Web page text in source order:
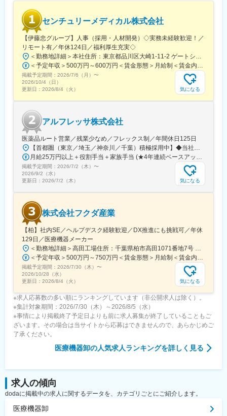
す。ステップを踏みながら業務について学んでいただきます。独
り立ちまでは1～２年程度とみており、状況に合わせた教育・フォ
ロー体制をとっています。
・営業方法や商材知識は、先輩からフォローや、メーカーを招い
た勉強会も開催していますので、医療業界に興味を持っている方
であれば積極的に学ぶことが可能です。
・業界や職種未経験から中途入社をしたメンバーがほとんどです
が、皆さん出身業界に関係なく活躍しています。
タイルをとるなど残業抑制の動きを行っており、残業は平均16時
間となっております。
・土日が手術日となった際に機械搬送のために休日出勤いただく
ことがございます。2か月に1回程ですが振休取得可能です。
・ノルマはないですが、会社として売上高・利益率にて目標数値
を立てております。ノルマ未達の場合はどうしたら次は達成でき
るか上司と相談するような環境です。
センチュリーメディカル株式会社
【伊藤忠グループ】人事（採用・人材開発）◇実務未経験歓迎！／
リモート有／年休124日／福利厚生充実◇
＜勤務地詳細＞本社住所：東京都品川区大崎1-11-2 ゲートシティ大崎イーストタワー22Ｆ勤務地最寄駅：JR山手線／大崎駅受動喫煙対策：屋内全面禁煙変更の範囲：会社の定める事業所（リモートワーク含む）
＜予定年収＞500万円～600万円＜賃金形態＞月給制＜賃金内訳＞月額（基本給）：300,000円～350,000円＜月給＞300,000円～350,000円＜昇給有無＞有＜残業手当＞有＜給与補足＞上記年収は、あくまで目安であり、前職・経験を考慮し検討させて頂きます。■昇給：あり■賞与：あり※会社業績と個人業績に応じて算定されます。賃金はあくまでも目安の金額であり、選考を通じて上下する可能性があります。月給(月額)は固定手当を含めた表記です。
掲載予定期間： 2026/7/6（月） 〜
2026/10/4（日）
更新日： 2026/8/4（火） 気になる
アルフレッサ株式会社
医薬品ルート営業／残業少なめ／フレックス制／年間休日125日
【首都圏（東京／埼玉／神奈川／千葉）積極採用中】◆当社が展開する【北海道／関東／首都圏／中部／近畿／九州】の各事業所へご希望を考慮した上で配属となります。【北海道】北海道【関東】栃木／群馬／茨城／長野／山梨／新潟【首都圏】東京／埼玉／神奈川／千葉★積極採用エリア【中部】静岡／愛知／三重／岐阜【近畿】滋賀／兵庫／大阪／京都／奈良／和歌山【九州】福岡／長崎／熊本／大分／宮崎／鹿児島各事業所の詳細については、弊社HPよりご確認ください※「企業情報」→「拠点」よりご確認いただけます。屋内禁煙(※喫煙室あり※禁煙タイムあり※喫煙室での就労はありません)
月給25万円以上＋役割手当＋家族手当 (★4年連続ベースアップ実施！)※時間外手当別途支給※年齢、経験、能力を考慮の上、優遇します
掲載予定期間： 2026/7/2（木） 〜
2026/9/2（水）
更新日： 2026/7/2（木） 気になる
株式会社フクダ産業
【柏】社内SE／ヘルプデスク経験歓迎／DX推進にも挑戦可／年休
129日／医療機器メーカー
＜勤務地詳細＞高田工場住所：千葉県柏市高田1071番地7号 勤務地最寄駅：つくばエクスプレス線／柏の葉キャンパス駅受動喫煙対策：屋内全面禁煙変更の範囲：【変更の範囲：流山本社および高田工場】
＜予定年収＞500万円～750万円＜賃金形態＞月給制＜賃金内訳＞月額（基本給）：300,000円～430,000円＜月給＞300,000円～430,000円＜昇給有無＞有＜残業手当＞有＜給与補足＞※経験・スキルを考慮の上決定いたします。■賞与：年2回（7月・12月）※昨年実績4.2ヶ月■昇給：年1回（1月）■モデル年収：・年収580万円 主任（月給34万円×12ヶ月＋諸手当）・年収820万円 課長（月給48万円×12ヶ月＋諸手当）賃金はあくまでも目安の金額であり、選考を通じて上下する可能性があります。月給(月額)は固定手当を含めた表記です。
掲載予定期間： 2026/7/30（木） 〜
2026/10/28（水）
更新日： 2026/8/4（火） 気になる
※求人応募数の多い順にランキングしています（非公開求人は除く）。
※集計対象期間：2026/7/30（木）～2026/8/5（水）
※事情により掲載終了予定日よりも前に求人募集が終了していることもご
ざいます。その場合は当サイトから応募はできませんので、あらかじめご
了承ください。
医療機器卸の人気求人ランキングを詳しく見る
求人の傾向
dodaに掲載中の求人に関するデータを、カテゴリごとにご紹介します。
医療機器卸